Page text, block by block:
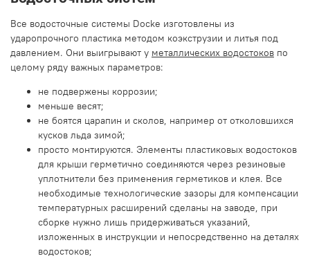
Все водосточные системы Docke изготовлены из
ударопрочного пластика методом коэкструзии и литья под
давлением. Они выигрывают у металлических водостоков по
целому ряду важных параметров:
не подвержены коррозии;
меньше весят;
не боятся царапин и сколов, например от отколовшихся
кусков льда зимой;
просто монтируются. Элементы пластиковых водостоков
для крыши герметично соединяются через резиновые
уплотнители без применения герметиков и клея. Все
необходимые технологические зазоры для компенсации
температурных расширений сделаны на заводе, при
сборке нужно лишь придерживаться указаний,
изложенных в инструкции и непосредственно на деталях
водостоков;